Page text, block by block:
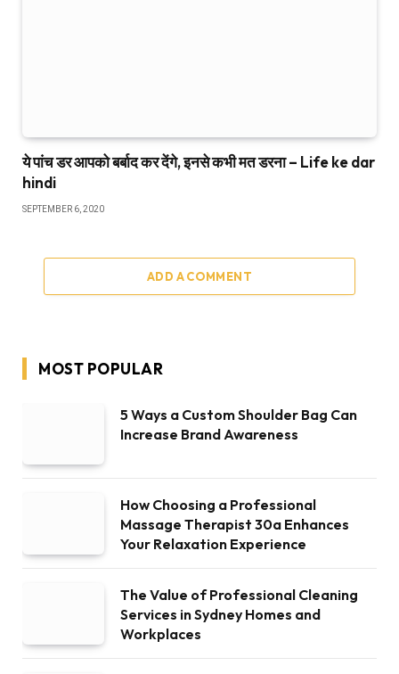
ये पांच डर आपको बर्बाद कर देंगे, इनसे कभी मत डरना – Life ke dar
hindi
SEPTEMBER 6, 2020
ADD A COMMENT
MOST POPULAR
5 Ways a Custom Shoulder Bag Can
Increase Brand Awareness
How Choosing a Professional
Massage Therapist 30a Enhances
Your Relaxation Experience
The Value of Professional Cleaning
Services in Sydney Homes and
Workplaces